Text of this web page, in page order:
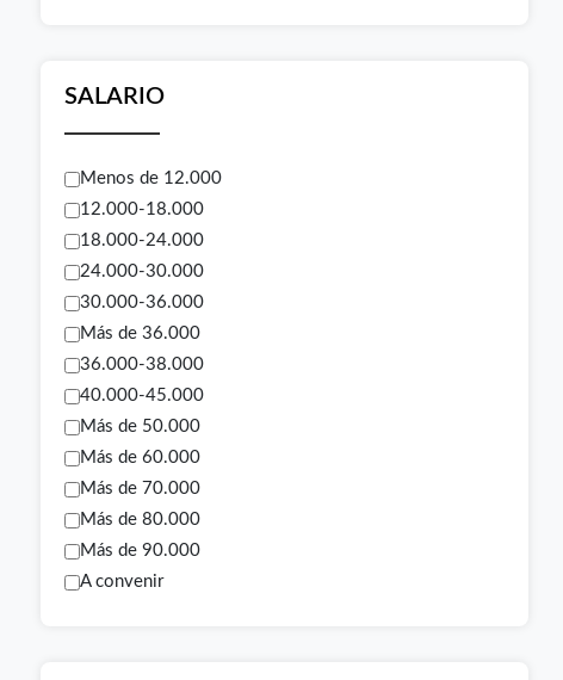
SALARIO
Menos de 12.000
12.000-18.000
18.000-24.000
24.000-30.000
30.000-36.000
Más de 36.000
36.000-38.000
40.000-45.000
Más de 50.000
Más de 60.000
Más de 70.000
Más de 80.000
Más de 90.000
A convenir